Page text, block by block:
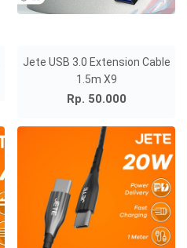
Jete USB 3.0 Extension Cable
1.5m X9
Rp. 50.000